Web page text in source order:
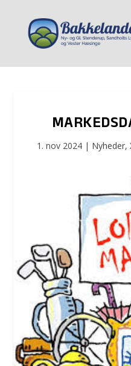
1. nov 2024| Nyheder,